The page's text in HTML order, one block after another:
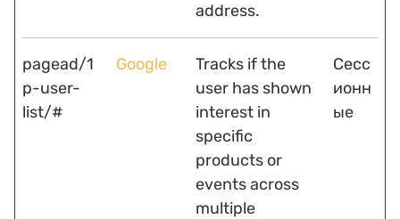
address.
pagead/1
p-user-
list/#
Google
Tracks if the
user has shown
interest in
specific
products or
events across
multiple
Сесс
ионн
ые